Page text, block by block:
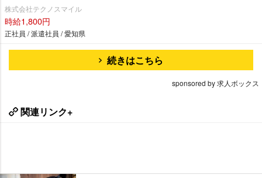
株式会社テクノスマイル
時給1,800円
正社員 / 派遣社員 / 愛知県
続きはこちら
sponsored by 求人ボックス
関連リンク+